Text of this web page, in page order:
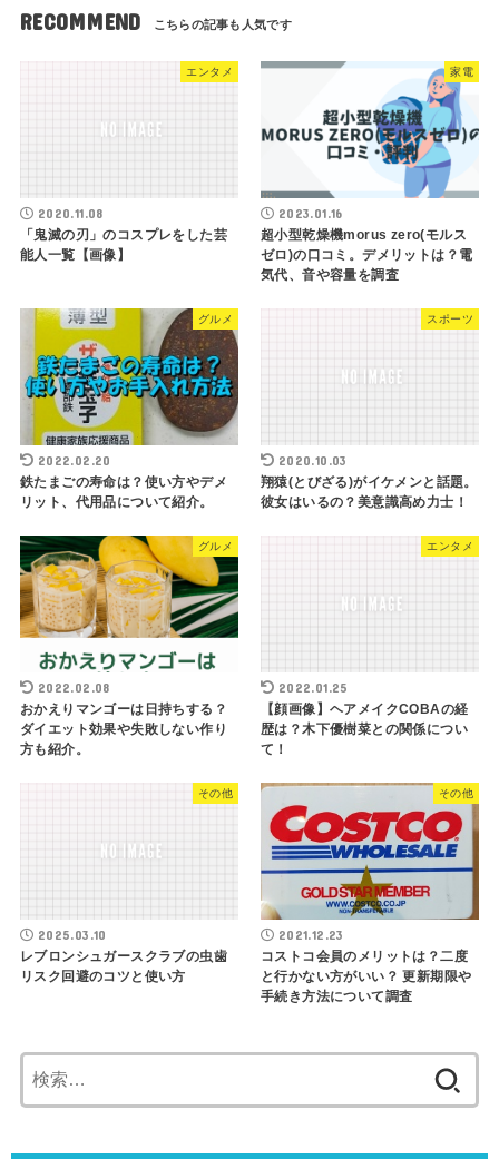
RECOMMEND
エンタメ
2020.11.08
「鬼滅の刃」のコスプレをした芸
能人一覧【画像】
家電
2023.01.16
超小型乾燥機morus zero(モルス
ゼロ)の口コミ。デメリットは？電
気代、音や容量を調査
グルメ
2022.02.20
鉄たまごの寿命は？使い方やデメ
リット、代用品について紹介。
スポーツ
2020.10.03
翔猿(とびざる)がイケメンと話題。
彼女はいるの？美意識高め力士！
グルメ
2022.02.08
おかえりマンゴーは日持ちする？
ダイエット効果や失敗しない作り
方も紹介。
エンタメ
2022.01.25
【顔画像】ヘアメイクCOBAの経
歴は？木下優樹菜との関係につい
て！
その他
2025.03.10
レブロンシュガースクラブの虫歯
リスク回避のコツと使い方
その他
2021.12.23
コストコ会員のメリットは？二度
と行かない方がいい？ 更新期限や
手続き方法について調査
索: